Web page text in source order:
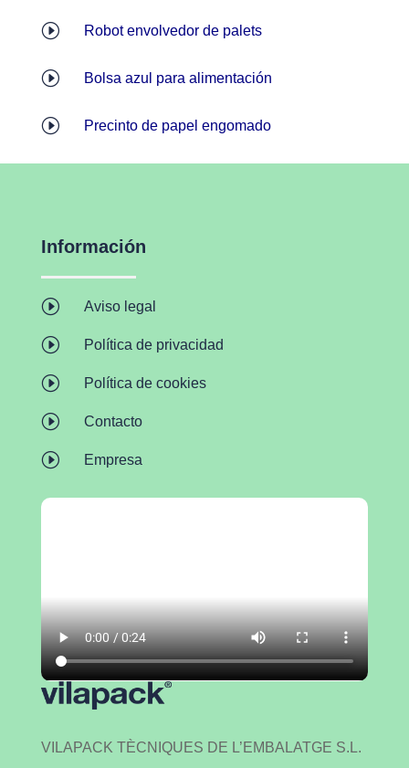
I Robot envolvedor de palets
I Bolsa azul para alimentación
I Precinto de papel engomado
VILAPACK TÈCNIQUES DE L’EMBALATGE S.L.
Información
I Aviso legal
I Política de privacidad
I Política de cookies
I Contacto
I Empresa